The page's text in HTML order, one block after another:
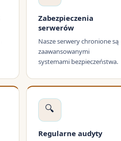
Zabezpieczenia
serwerów
Nasze serwery chronione są
zaawansowanymi
systemami bezpieczeństwa.
🔍
Regularne audyty